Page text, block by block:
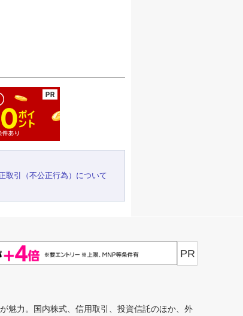
取引（不公正行為）について
PR
魅力。国内株式、信用取引、投資信託のほか、外